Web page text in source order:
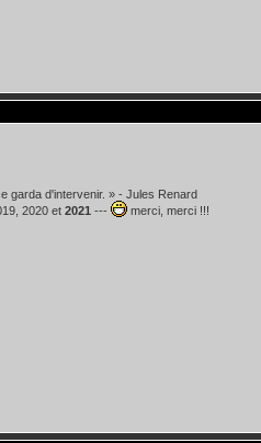
garda d'intervenir. » - Jules Renard
2020 et 2021 --- merci, merci !!!